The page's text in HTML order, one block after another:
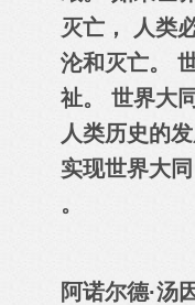
灭亡， 人类
沦和灭亡。
祉。 世界大
人类历史的
实现世界大
。
阿诺尔德·汤